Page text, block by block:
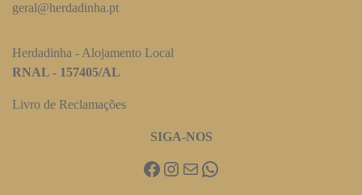
geral@herdadinha.pt
Herdadinha - Alojamento Local
RNAL - 157405/AL
Livro de Reclamações
SIGA-NOS
Facebook
Instagram
MailWhatsApp